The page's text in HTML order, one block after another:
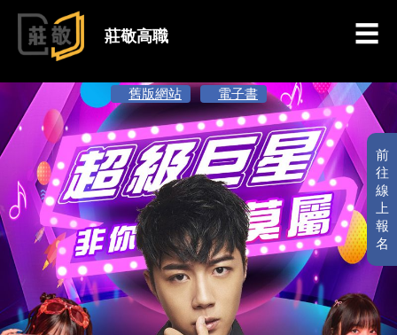
跳到主要內容
莊敬高職
前
往
線
上
報
名
舊版網站 電子書